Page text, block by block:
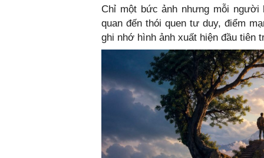
Chỉ một bức ảnh nhưng mỗi
quan đến thói quen tư duy, điểm
ghi nhớ hình ảnh xuất hiện đầu tiên